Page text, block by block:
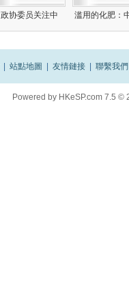
政协委员关注中 滥用的化肥：
站點地圖 友情鏈接 聯繫我們
Powered by HKeSP.com 7.5 ©